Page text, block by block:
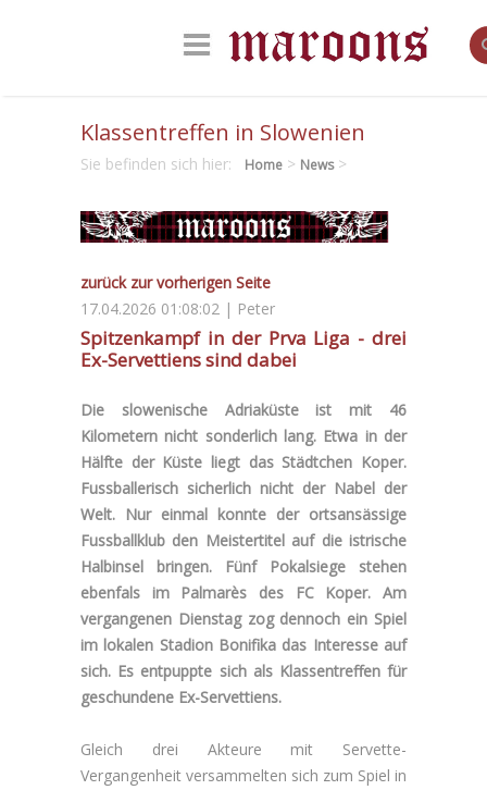
Klassentreffen in Slowenien
Sie befinden sich hier: Home > News>
zurück zur vorherigen Seite
17.04.2026 01:08:02 | Peter
Spitzenkampf in der Prva Liga - drei
Ex-Servettiens sind dabei
Die slowenische Adriaküste ist mit 46
Kilometern nicht sonderlich lang. Etwa in der
Hälfte der Küste liegt das Städtchen Koper.
Fussballerisch sicherlich nicht der Nabel der
Welt. Nur einmal konnte der ortsansässige
Fussballklub den Meistertitel auf die istrische
Halbinsel bringen. Fünf Pokalsiege stehen
ebenfals im Palmarès des FC Koper. Am
vergangenen Dienstag zog dennoch ein Spiel
im lokalen Stadion Bonifika das Interesse auf
sich. Es entpuppte sich als Klassentreffen für
geschundene Ex-Servettiens.
Gleich drei Akteure mit Servette-
Vergangenheit versammelten sich zum Spiel in